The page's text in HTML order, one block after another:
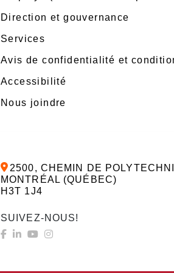
Direction et gouvernance
Services
Avis de confidentialité et
Accessibilité
Nous joindre
2500, CHEMIN DE
MONTRÉAL (QUÉBEC)
H3T 1J4
SUIVEZ-NOUS!